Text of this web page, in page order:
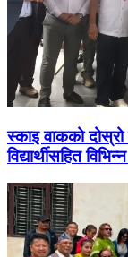
स्काइ वाकको
विद्यार्थीसहित